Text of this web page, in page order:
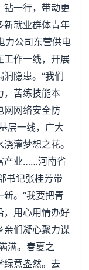
钻一行，带动更
新就业群体青年
力公司东营供电
工作一线，开展
隐患。“我们
，苦练技能本
网网络安全防
层一线，广大
灌梦想之花。
产业……河南省
书记张桂芳带
。“我要把青
，用心用情办好
亲们凝心聚力谋
满。春夏之
绿意盎然。去